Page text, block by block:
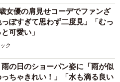
女優の肩見せコーデでファンざ
ぽすぎて思わず二度見」「むっ
可愛い」
ク
の日のショーパン姿に「雨が似
ちゃきれい！」「水も滴る良い